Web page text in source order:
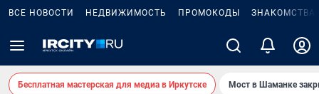
ВСЕ НОВОСТИ НЕДВИЖИМОСТЬ ПРОМОКОДЫ ЗНАКОМСТВА
Бесплатная мастерская для медиа в Иркутске Мост в Шаманке